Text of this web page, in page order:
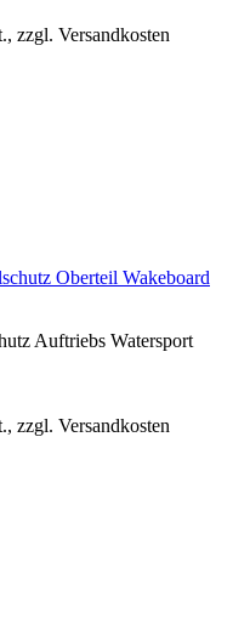
zzgl. Versandkosten
Oberteil Wakeboard
Auftriebs Watersport
zzgl. Versandkosten